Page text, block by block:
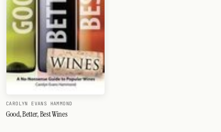
CAROLYN EVANS HAMMOND
Good, Better, Best Wines